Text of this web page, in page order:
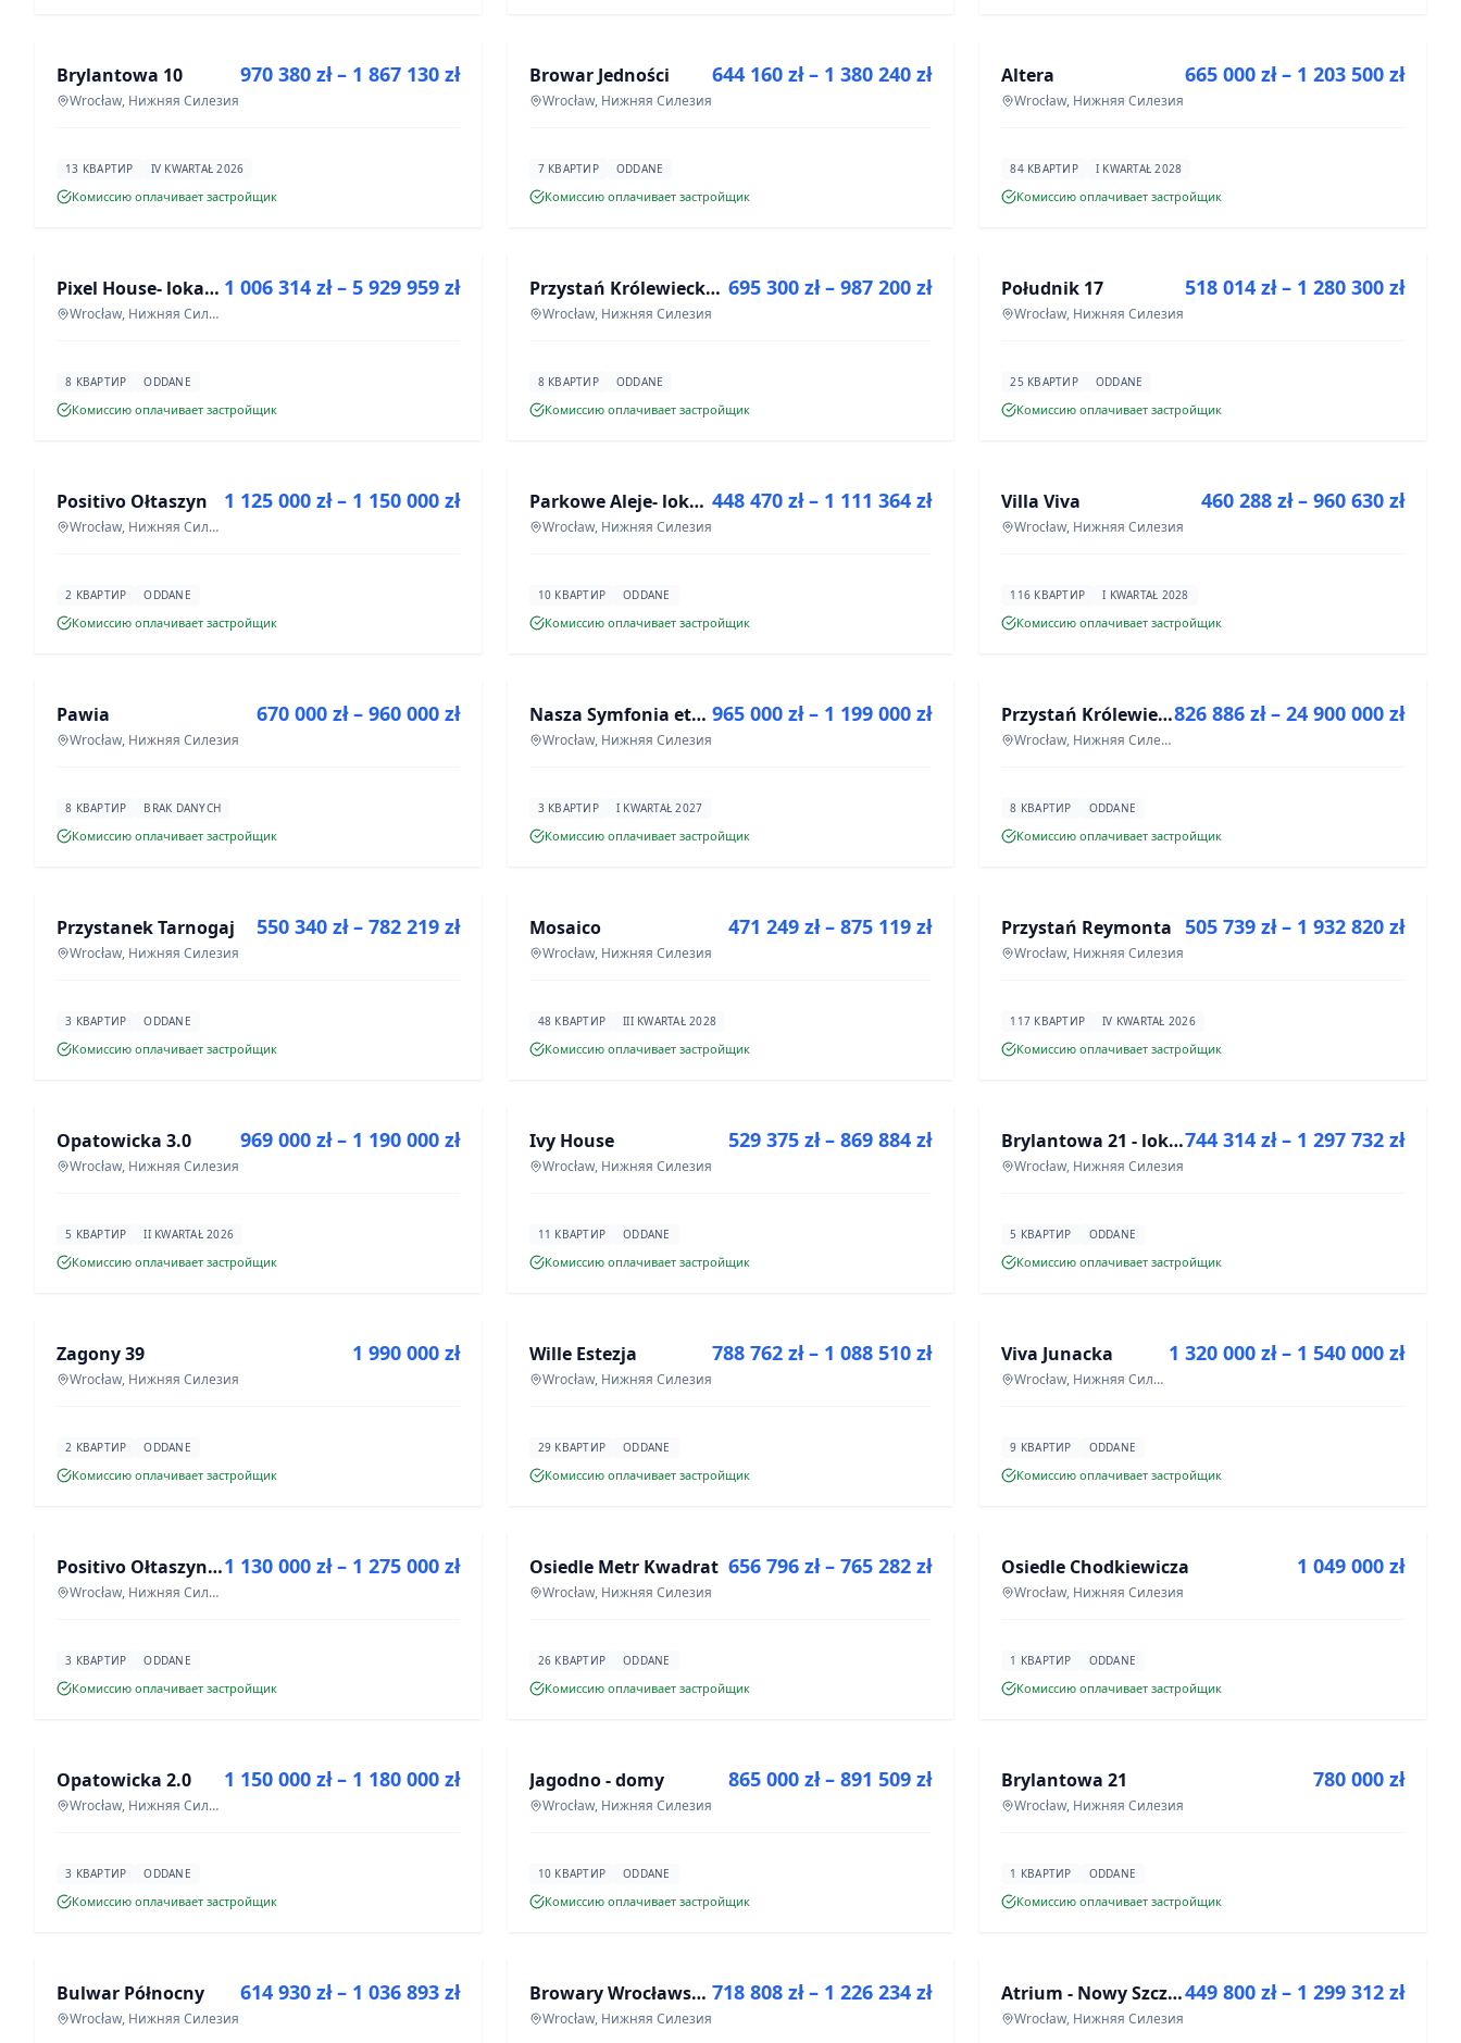
ИНВЕСТИЦИЯ
Brylantowa 10
Wrocław, Нижняя Силезия
970 380 zł – 1 867 130 zł
13 КВАРТИР IV KWARTAŁ 2026
Комиссию оплачивает застройщик
ИНВЕСТИЦИЯ
Browar Jedności
Wrocław, Нижняя Силезия
644 160 zł – 1 380 240 zł
7 КВАРТИР ODDANE
Комиссию оплачивает застройщик
ИНВЕСТИЦИЯ
Altera
Wrocław, Нижняя Силезия
665 000 zł – 1 203 500 zł
84 КВАРТИР I KWARTAŁ 2028
Комиссию оплачивает застройщик
ИНВЕСТИЦИЯ Pixel House- lokale użytkowe
Wrocław, Нижняя Силезия
1 006 314 zł – 5 929 959 zł
8 КВАРТИР ODDANE
Комиссию оплачивает застройщик
ИНВЕСТИЦИЯ Przystań Królewiecka III
Wrocław, Нижняя Силезия
695 300 zł – 987 200 zł
8 КВАРТИР ODDANE
Комиссию оплачивает застройщик
ИНВЕСТИЦИЯ
Południk 17
Wrocław, Нижняя Силезия
518 014 zł – 1 280 300 zł
25 КВАРТИР ODDANE
Комиссию оплачивает застройщик
ИНВЕСТИЦИЯ
Positivo Ołtaszyn
Wrocław, Нижняя Силезия
1 125 000 zł – 1 150 000 zł
2 КВАРТИР ODDANE
Комиссию оплачивает застройщик
ИНВЕСТИЦИЯ Parkowe Aleje- lokale usługowe
Wrocław, Нижняя Силезия
448 470 zł – 1 111 364 zł
10 КВАРТИР ODDANE
Комиссию оплачивает застройщик
ИНВЕСТИЦИЯ
Villa Viva
Wrocław, Нижняя Силезия
460 288 zł – 960 630 zł
116 КВАРТИР I KWARTAŁ 2028
Комиссию оплачивает застройщик
ИНВЕСТИЦИЯ
Pawia
Wrocław, Нижняя Силезия
670 000 zł – 960 000 zł
8 КВАРТИР BRAK DANYCH
Комиссию оплачивает застройщик
ИНВЕСТИЦИЯ Nasza Symfonia etap III
Wrocław, Нижняя Силезия
965 000 zł – 1 199 000 zł
3 КВАРТИР I KWARTAŁ 2027
Комиссию оплачивает застройщик
ИНВЕСТИЦИЯ Przystań Królewiecka III- lokale usługowe
Wrocław, Нижняя Силезия
826 886 zł – 24 900 000 zł
8 КВАРТИР ODDANE
Комиссию оплачивает застройщик
ИНВЕСТИЦИЯ
Przystanek Tarnogaj
Wrocław, Нижняя Силезия
550 340 zł – 782 219 zł
3 КВАРТИР ODDANE
Комиссию оплачивает застройщик
ИНВЕСТИЦИЯ
Mosaico
Wrocław, Нижняя Силезия
471 249 zł – 875 119 zł
48 КВАРТИР III KWARTAŁ 2028
Комиссию оплачивает застройщик
ИНВЕСТИЦИЯ
Przystań Reymonta
Wrocław, Нижняя Силезия
505 739 zł – 1 932 820 zł
117 КВАРТИР IV KWARTAŁ 2026
Комиссию оплачивает застройщик
ИНВЕСТИЦИЯ
Opatowicka 3.0
Wrocław, Нижняя Силезия
969 000 zł – 1 190 000 zł
5 КВАРТИР II KWARTAŁ 2026
Комиссию оплачивает застройщик
ИНВЕСТИЦИЯ
Ivy House
Wrocław, Нижняя Силезия
529 375 zł – 869 884 zł
11 КВАРТИР ODDANE
Комиссию оплачивает застройщик
ИНВЕСТИЦИЯ Brylantowa 21 - lokale usługowe
Wrocław, Нижняя Силезия
744 314 zł – 1 297 732 zł
5 КВАРТИР ODDANE
Комиссию оплачивает застройщик
ИНВЕСТИЦИЯ
Zagony 39
Wrocław, Нижняя Силезия
1 990 000 zł
2 КВАРТИР ODDANE
Комиссию оплачивает застройщик
ИНВЕСТИЦИЯ
Wille Estezja
Wrocław, Нижняя Силезия
788 762 zł – 1 088 510 zł
29 КВАРТИР ODDANE
Комиссию оплачивает застройщик
ИНВЕСТИЦИЯ
Viva Junacka
Wrocław, Нижняя Силезия
1 320 000 zł – 1 540 000 zł
9 КВАРТИР ODDANE
Комиссию оплачивает застройщик
ИНВЕСТИЦИЯ Positivo Ołtaszyn - mieszkania wykończone pod klucz
Wrocław, Нижняя Силезия
1 130 000 zł – 1 275 000 zł
3 КВАРТИР ODDANE
Комиссию оплачивает застройщик
ИНВЕСТИЦИЯ
Osiedle Metr Kwadrat
Wrocław, Нижняя Силезия
656 796 zł – 765 282 zł
26 КВАРТИР ODDANE
Комиссию оплачивает застройщик
ИНВЕСТИЦИЯ
Osiedle Chodkiewicza
Wrocław, Нижняя Силезия
1 049 000 zł
1 КВАРТИР ODDANE
Комиссию оплачивает застройщик
ИНВЕСТИЦИЯ
Opatowicka 2.0
Wrocław, Нижняя Силезия
1 150 000 zł – 1 180 000 zł
3 КВАРТИР ODDANE
Комиссию оплачивает застройщик
ИНВЕСТИЦИЯ
Jagodno - domy
Wrocław, Нижняя Силезия
865 000 zł – 891 509 zł
10 КВАРТИР ODDANE
Комиссию оплачивает застройщик
ИНВЕСТИЦИЯ
Brylantowa 21
Wrocław, Нижняя Силезия
780 000 zł
1 КВАРТИР ODDANE
Комиссию оплачивает застройщик
ИНВЕСТИЦИЯ
Bulwar Północny
Wrocław, Нижняя Силезия
614 930 zł – 1 036 893 zł ИНВЕСТИЦИЯ Browary Wrocławskie bud BR1, BR2
Wrocław, Нижняя Силезия
718 808 zł – 1 226 234 zł ИНВЕСТИЦИЯ Atrium - Nowy Szczepin
Wrocław, Нижняя Силезия
449 800 zł – 1 299 312 zł